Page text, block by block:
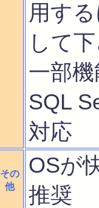
用す
して
一部
SQL
対応
その
他
OSが
推奨